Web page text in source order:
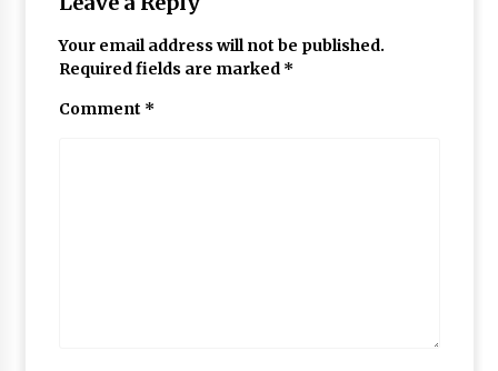
Your email address will not be published.
Required fields are marked *
Comment *